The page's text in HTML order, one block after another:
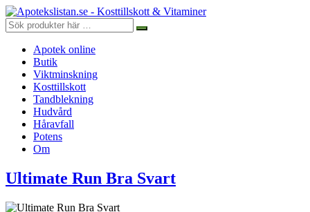
Apotek online
Butik
Viktminskning
Kosttillskott
Tandblekning
Hudvård
Håravfall
Potens
Om
Ultimate Run Bra Svart